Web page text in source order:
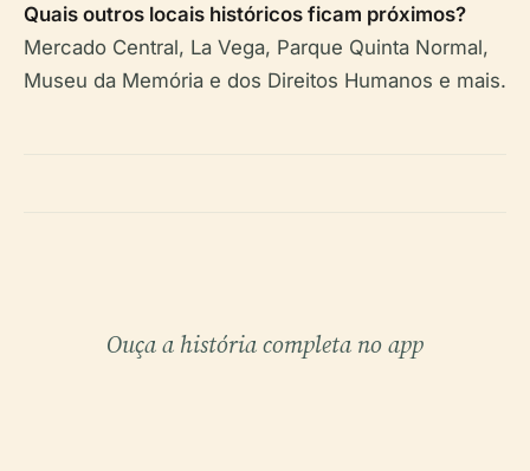
Quais outros locais históricos ficam próximos?
Mercado Central, La Vega, Parque Quinta Normal,
Museu da Memória e dos Direitos Humanos e mais.
Ouça a história completa no app